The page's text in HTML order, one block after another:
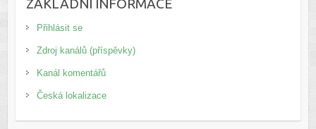
ZÁKLADNÍ INFORMACE
Přihlásit se
Zdroj kanálů (příspěvky)
Kanál komentářů
Česká lokalizace